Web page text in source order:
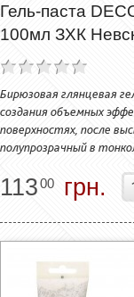
Гель-паста
100мл ЗХК
Бирюзовая глянцевая
создания объемных
поверхностях, после
полупрозрачный в
11300 грн.